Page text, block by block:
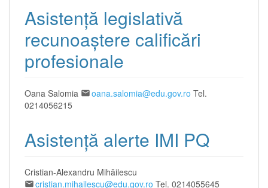
Asistență legislativă
recunoaștere calificări
profesionale
Oana Salomia oana.salomia@edu.gov.ro Tel.
0214056215
Asistență alerte IMI PQ
Cristian-Alexandru Mihăilescu
cristian.mihailescu@edu.gov.ro Tel. 0214055645